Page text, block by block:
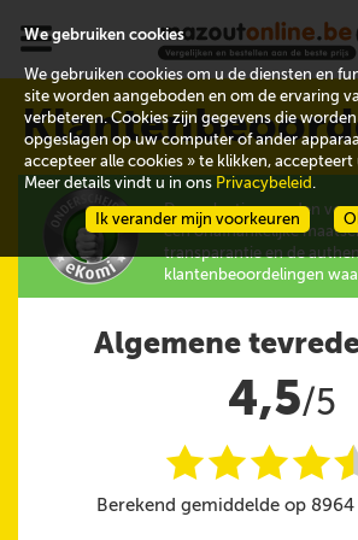
x
De evaluaties worden
een onafhankelijke
transparantie en de
klantenbeoordelingen
Algemene
4,5/5
iiii
Berekend gemiddelde op
We gebruiken cookies
We gebruiken cookies om u de diensten en
site worden aangeboden en om de ervaring
verbeteren. Cookies zijn gegevens die
opgeslagen op uw computer of ander
accepteer alle cookies » te klikken,
Meer details vindt u in ons Privacybeleid .
Ik verander mijn voorkeuren